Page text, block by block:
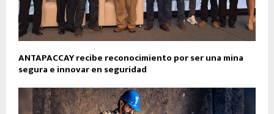
ANTAPACCAY recibe reconocimiento por ser una mina
segura e innovar en seguridad